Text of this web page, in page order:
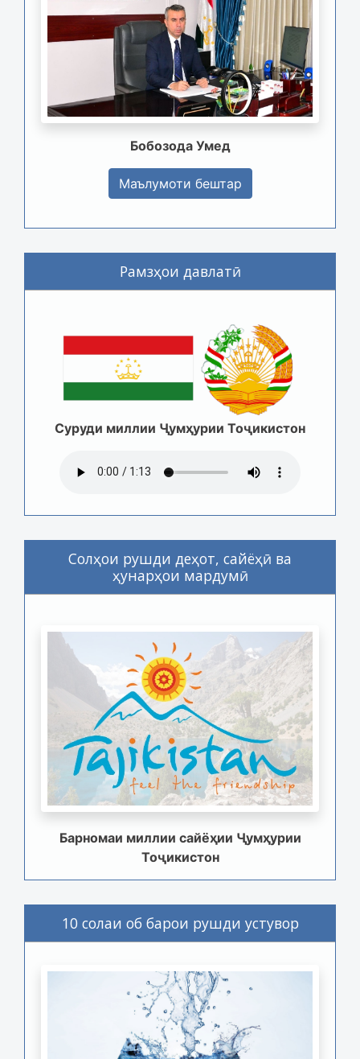
Бобозода Умед
Маълумоти бештар
Рамзҳои давлатӣ
Суруди миллии Ҷумҳурии Тоҷикистон
Солҳои рушди деҳот, сайёҳӣ ва
ҳунарҳои мардумӣ
Барномаи миллии сайёҳии Ҷумҳурии
Тоҷикистон
10 солаи об барои рушди устувор